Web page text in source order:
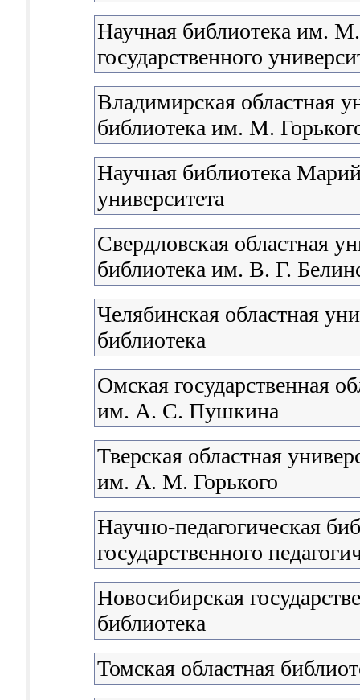
Научная библиотека им.
государственного
Владимирская областная
библиотека им. М.
Научная библиотека
университета
Свердловская областная
библиотека им. В. Г.
Челябинская областная
библиотека
Омская государственная
им. А. С. Пушкина
Тверская областная
им. А. М. Горького
Научно-педагогическая
государственного
Новосибирская
библиотека
Томская областная